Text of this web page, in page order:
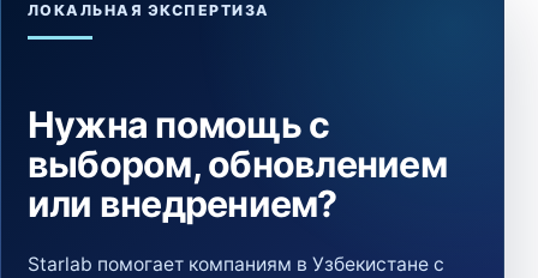
ЛОКАЛЬНАЯ ЭКСПЕРТИЗА
Нужна помощь с
выбором, обновлением
или внедрением?
Starlab помогает компаниям в Узбекистане с